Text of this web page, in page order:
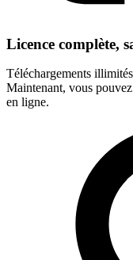
Licence complète,
Téléchargements
Maintenant, vous
en ligne.